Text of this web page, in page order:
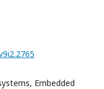
Embedded